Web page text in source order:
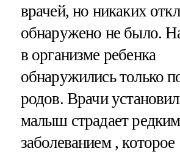
врачей, но никаких
обнаружено не было.
в организме ребенка
обнаружились только
родов. Врачи
малыш страдает редким
заболеванием , которое